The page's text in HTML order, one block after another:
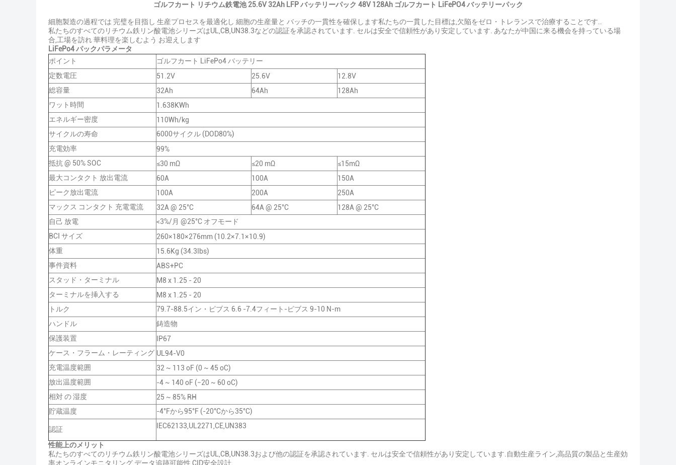
ゴルフカート リチウム鉄電池 25.6V 32Ah LFP バッテリーパック 48V 128Ah ゴルフカート LiFePO4 バッテリーパック
細胞製造の過程では 完璧を目指し 生産プロセスを最適化し 細胞の生産量と バッチの一貫性を確保します私たちの一貫した目標は,欠陥をゼロ・トレランスで治療することです..
私たちのすべてのリチウム鉄リン酸電池シリーズはUL,CB,UN38.3などの認証を承認されています. セルは安全で信頼性があり安定しています. あなたが中国に来る機会を持っている場
合,工場を訪れ 華料理を楽しむよう お迎えします
LiFePo4 パックパラメータ
ポイント
ゴルフカート LiFePo4 バッテリー
定数電圧
51.2V 25.6V
12.8V
総容量
32Ah 64Ah
128Ah
ワット時間
1.638KWh
エネルギー密度
110Wh/kg
サイクルの寿命
6000サイクル (DOD80%)
充電効率
99%
抵抗 @ 50% SOC
≤30 mΩ ≤20 mΩ
≤15mΩ
最大コンタクト 放出電流
60A 100A
150A
ピーク放出電流
100A 200A
250A
マックス コンタクト 充電電流
32A @ 25°C 64A @ 25°C
128A @ 25°C
自己 放電
<3%/月 @25°C オフモード
BCI サイズ
260×180×276mm (10.2×7.1×10.9)
体重
15.6Kg (34.3Ibs)
事件資料
ABS+PC
スタッド・ターミナル
M8 x 1.25 - 20
ターミナルを挿入する
M8 x 1.25 - 20
トルク
79.7-88.5イン・ピブス 6.6 -7.4フィート-ピブス 9-10 N-m
ハンドル
鋳造物
保護装置
IP67
ケース・フラーム・レーティング UL94-V0
充電温度範囲
32 ~ 113 oF (0 ~ 45 oC)
放出温度範囲
-4 ~ 140 oF (−20 ~ 60 oC)
相対 の 湿度
25 ~ 85% RH
貯蔵温度
-4°Fから95°F (-20°Cから35°C)
認証 IEC62133,UL2271,CE,UN383
性能上のメリット
私たちのすべてのリチウム鉄リン酸電池シリーズはUL,CB,UN38.3および他の認証を承認されています. セルは安全で信頼性があり安定しています.自動生産ライン,高品質の製品と生産効
率オンラインモニタリング,データ追跡可能性,CID安全設計.